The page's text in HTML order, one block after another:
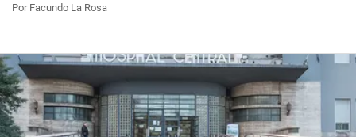
Por Facundo La Rosa